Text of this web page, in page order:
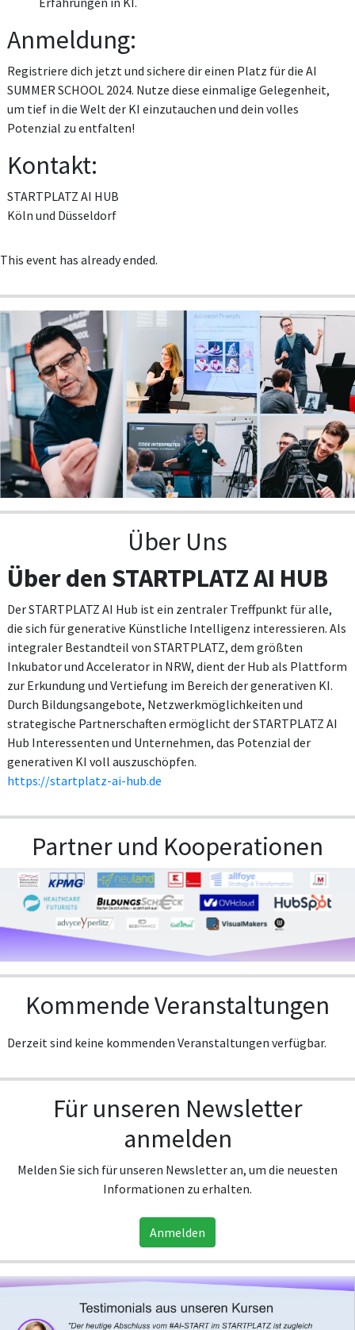
Anmeldung:
Registriere dich jetzt und sichere dir einen Platz für die AI
SUMMER SCHOOL 2024. Nutze diese einmalige Gelegenheit,
um tief in die Welt der KI einzutauchen und dein volles
Potenzial zu entfalten!
Kontakt:
STARTPLATZ AI HUB
Köln und Düsseldorf
This event has already ended.
Über Uns
Über den STARTPLATZ AI HUB
Der STARTPLATZ AI Hub ist ein zentraler Treffpunkt für alle,
die sich für generative Künstliche Intelligenz interessieren. Als
integraler Bestandteil von STARTPLATZ, dem größten
Inkubator und Accelerator in NRW, dient der Hub als Plattform
zur Erkundung und Vertiefung im Bereich der generativen KI.
Durch Bildungsangebote, Netzwerkmöglichkeiten und
strategische Partnerschaften ermöglicht der STARTPLATZ AI
Hub Interessenten und Unternehmen, das Potenzial der
generativen KI voll auszuschöpfen.
https://startplatz-ai-hub.de
Partner und Kooperationen
Kommende Veranstaltungen
Derzeit sind keine kommenden Veranstaltungen verfügbar.
Für unseren Newsletter
anmelden
Melden Sie sich für unseren Newsletter an, um die neuesten
Informationen zu erhalten.
Anmelden